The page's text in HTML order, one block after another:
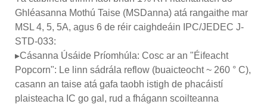
Ghléasanna Mothú Taise (MSDanna) atá rangaithe mar
MSL 4, 5, 5A, agus 6 de réir caighdeáin IPC/JEDEC J-
STD-033:
▸Cásanna Úsáide Príomhúla: Cosc ar an "Éifeacht
Popcorn": Le linn sádrála reflow (buaicteocht ~ 260 ° C),
casann an taise atá gafa taobh istigh de phacáistí
plaisteacha IC go gal, rud a fhágann scoilteanna